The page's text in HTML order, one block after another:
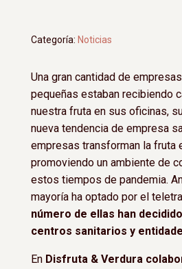
Categoría: Noticias
Una gran cantidad de
pequeñas estaban recibiendo
nuestra fruta en sus oficinas,
nueva tendencia de empresa
empresas transforman la fruta
promoviendo un ambiente de
estos tiempos de pandemia.
mayoría ha optado por el
número de ellas han
centros sanitarios y
En Disfruta & Verdura